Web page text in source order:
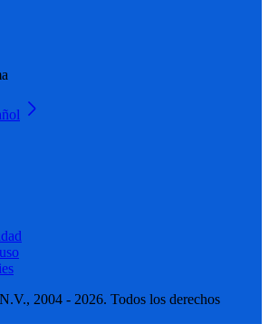
2004 - 2026. Todos los derechos